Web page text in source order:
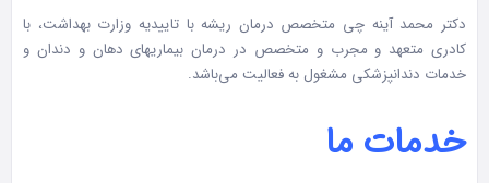
دکتر محمد آینه چی متخصص درمان ریشه با تاییدیه وزارت بهداشت، با
کادری متعهد و مجرب و متخصص در درمان بیماریهای دهان و دندان و
خدمات دندانپزشکی مشغول به فعالیت می‌باشد.
خدمات ما